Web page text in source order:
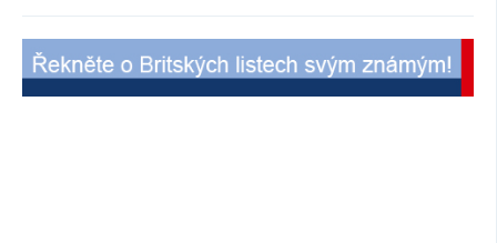
PŘÍSPĚVKY NA PROVOZ